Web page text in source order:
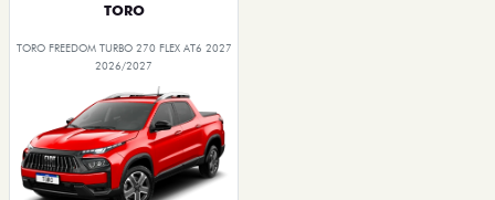
TORO
TORO FREEDOM TURBO 270 FLEX AT6 2027
2026/2027